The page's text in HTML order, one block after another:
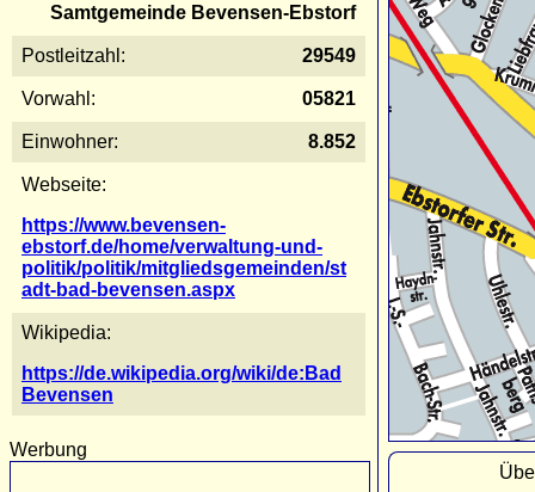
Samtgemeinde Bevensen-Ebstorf
Postleitzahl: 29549
Vorwahl: 05821
Einwohner: 8.852
Webseite:
https://www.bevensen-
ebstorf.de/home/verwaltung-und-
politik/politik/mitgliedsgemeinden/st
adt-bad-bevensen.aspx
Wikipedia:
https://de.wikipedia.org/wiki/de:Bad
Bevensen
Werbung